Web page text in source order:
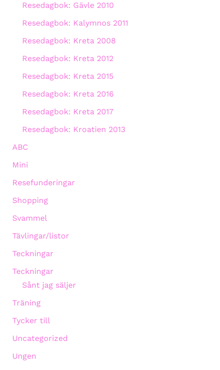
Resedagbok: Gävle 2010
Resedagbok: Kalymnos 2011
Resedagbok: Kreta 2008
Resedagbok: Kreta 2012
Resedagbok: Kreta 2015
Resedagbok: Kreta 2016
Resedagbok: Kreta 2017
Resedagbok: Kroatien 2013
ABC
Mini
Resefunderingar
Shopping
Svammel
Tävlingar/listor
Teckningar
Teckningar
Sånt jag säljer
Träning
Tycker till
Uncategorized
Ungen